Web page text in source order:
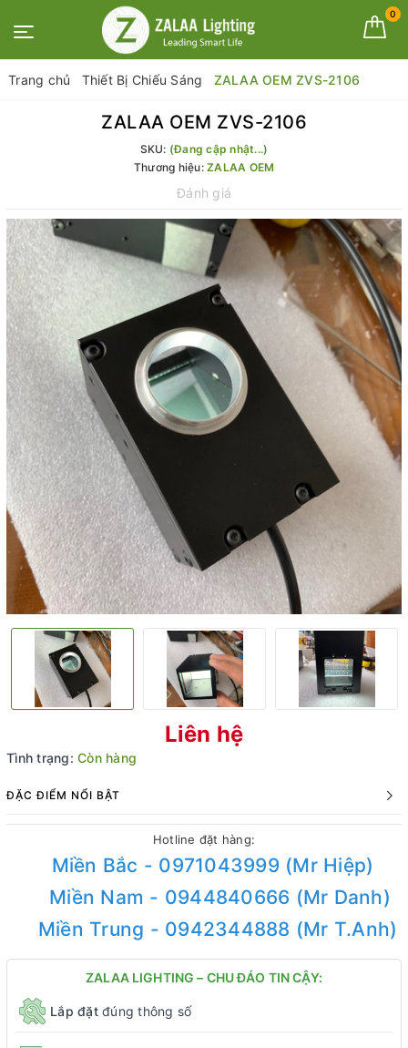
0
Trang chủ Thiết Bị Chiếu Sáng ZALAA OEM ZVS-2106
ZALAA OEM ZVS-2106
SKU: (Đang cập nhật...)
Thương hiệu: ZALAA OEM
Đánh giá
Liên hệ
Tình trạng: Còn hàng
ĐẶC ĐIỂM NỔI BẬT
Hotline đặt hàng:
Miền Bắc - 0971043999 (Mr Hiệp)
Miền Nam - 0944840666 (Mr Danh)
Miền Trung - 0942344888 (Mr T.Anh)
ZALAA LIGHTING – CHU ĐÁO TIN CẬY:
Lắp đặtđúng thông số